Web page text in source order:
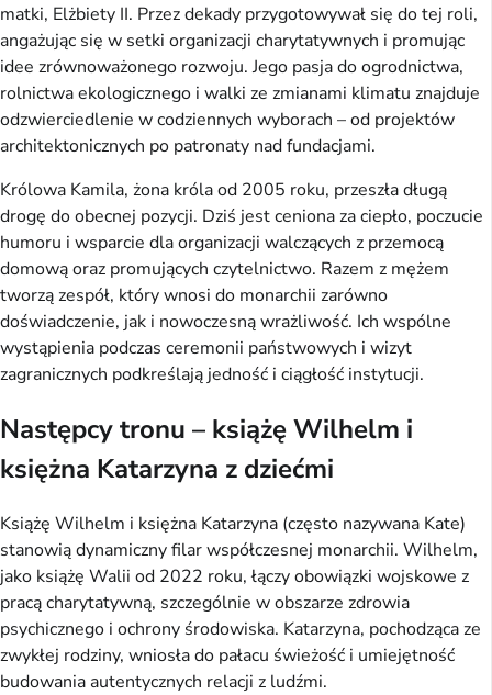
matki, Elżbiety II. Przez dekady przygotowywał się do tej roli,
angażując się w setki organizacji charytatywnych i promując
idee zrównoważonego rozwoju. Jego pasja do ogrodnictwa,
rolnictwa ekologicznego i walki ze zmianami klimatu znajduje
odzwierciedlenie w codziennych wyborach – od projektów
architektonicznych po patronaty nad fundacjami.
Królowa Kamila, żona króla od 2005 roku, przeszła długą
drogę do obecnej pozycji. Dziś jest ceniona za ciepło, poczucie
humoru i wsparcie dla organizacji walczących z przemocą
domową oraz promujących czytelnictwo. Razem z mężem
tworzą zespół, który wnosi do monarchii zarówno
doświadczenie, jak i nowoczesną wrażliwość. Ich wspólne
wystąpienia podczas ceremonii państwowych i wizyt
zagranicznych podkreślają jedność i ciągłość instytucji.
Następcy tronu – książę Wilhelm i
księżna Katarzyna z dziećmi
Książę Wilhelm i księżna Katarzyna (często nazywana Kate)
stanowią dynamiczny filar współczesnej monarchii. Wilhelm,
jako książę Walii od 2022 roku, łączy obowiązki wojskowe z
pracą charytatywną, szczególnie w obszarze zdrowia
psychicznego i ochrony środowiska. Katarzyna, pochodząca ze
zwykłej rodziny, wniosła do pałacu świeżość i umiejętność
budowania autentycznych relacji z ludźmi.